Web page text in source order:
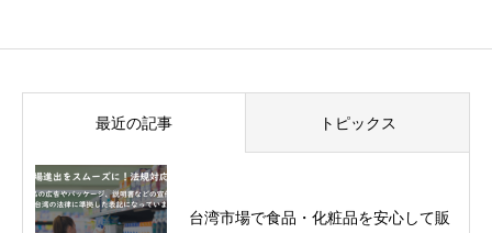
最近の記事 トピックス
台湾市場で食品・化粧品を安心して販